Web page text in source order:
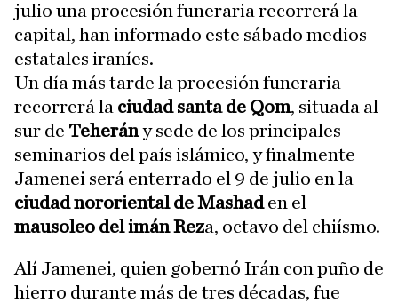
julio una procesión funeraria recorrerá la
capital, han informado este sábado medios
estatales iraníes.
Un día más tarde la procesión funeraria
recorrerá la ciudad santa de Qom, situada al
sur de Teherány sede de los principales
seminarios del país islámico, y finalmente
Jamenei será enterrado el 9 de julio en la
ciudad nororiental de Mashaden el
mausoleo del imán Reza, octavo del chiísmo.
Alí Jamenei, quien gobernó Irán con puño de
hierro durante más de tres décadas, fue